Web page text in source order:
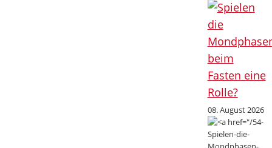
08. August 2026